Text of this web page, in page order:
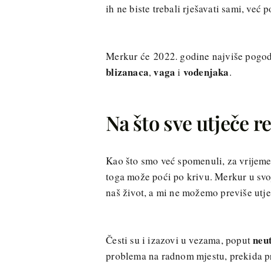
ih ne biste trebali rješavati sami, već
Merkur će 2022. godine najviše
blizanaca,vaga i vodenjaka.
Na što sve utječe
Kao što smo već spomenuli, za
toga može poći po krivu. Merkur u
naš život, a mi ne možemo previše
Česti su i izazovi u vezama, poput
problema na radnom mjestu, prekida